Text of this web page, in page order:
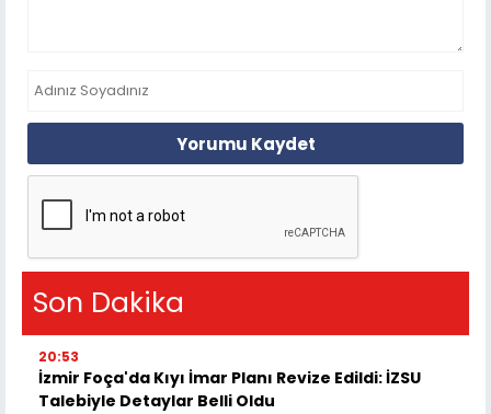
Yorumu Kaydet
Son Dakika
20:53
İzmir Foça'da Kıyı İmar Planı Revize Edildi: İZSU
Talebiyle Detaylar Belli Oldu